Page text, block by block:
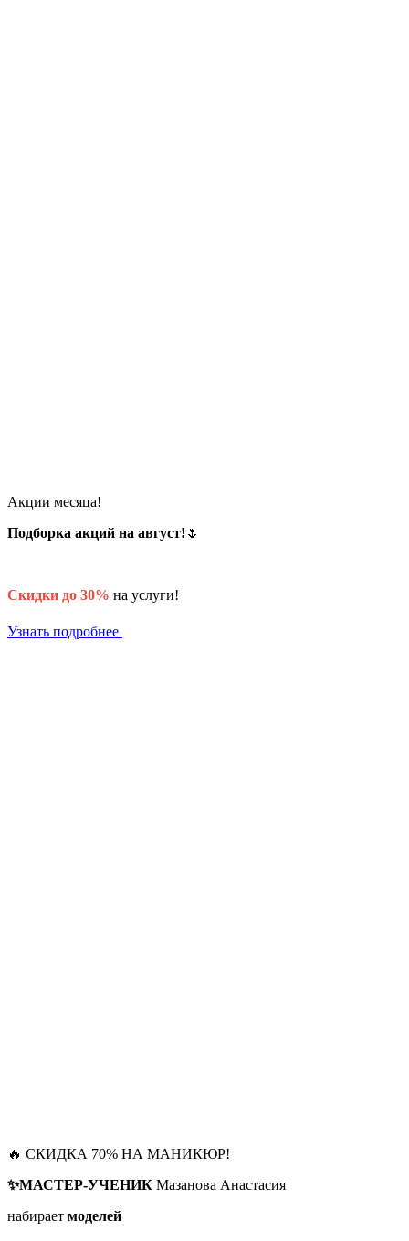
Акции месяца!
Подборка акций на август! 🌷
Скидки до 30% на услуги!
Узнать подробнее
🔥 СКИДКА 70% НА МАНИКЮР!
✨МАСТЕР-УЧЕНИК Мазанова Анастасия
набирает моделей